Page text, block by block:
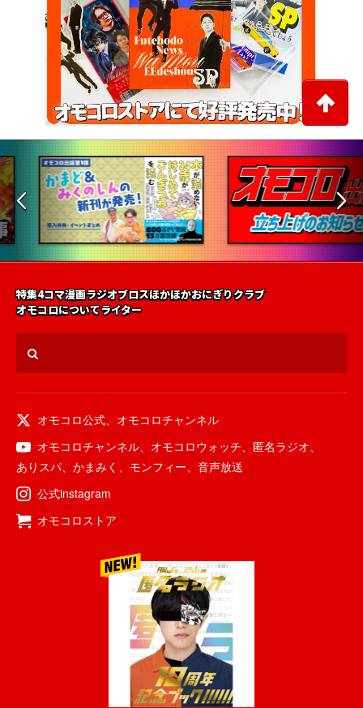
特集4コマ漫画ラジオブロスほかほかおにぎりクラブ
オモコロについてライター
オモコロ公式、 オモコロチャンネル
オモコロチャンネル、 オモコロウォッチ、 匿名ラジオ、
ありスパ、 かまみく 、 モンフィー、 音声放送
公式instagram
オモコロストア